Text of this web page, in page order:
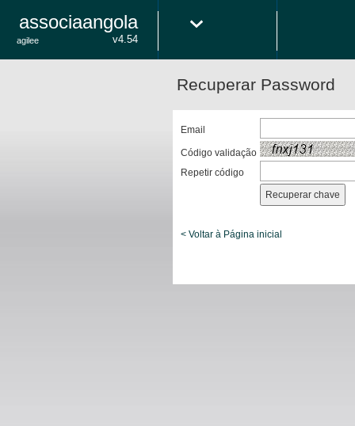
associaangola
agilee v4.54
Recuperar Password
Email
Código validação
Repetir código
< Voltar à Página inicial